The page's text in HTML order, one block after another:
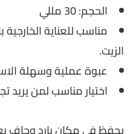
الحجم: 30 مللي
مناسب للعناية
الزيت.
عبوة عملية وسهلة
اختيار مناسب لمن يريد